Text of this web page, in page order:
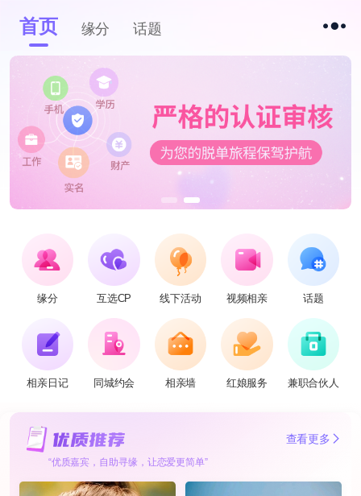
首页 缘分 话题
缘分 互选CP 线下活动 视频相亲 话题
相亲日记 同城约会 相亲墙 红娘服务 兼职合伙人
查看更多
“优质嘉宾，自助寻缘，让恋爱更简单”